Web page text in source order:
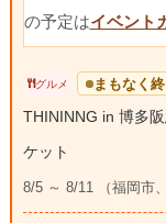
の予定はイベント
グルメ まもなく
THININNG in 博多
ケット
8/5 ～ 8/11 （福岡市